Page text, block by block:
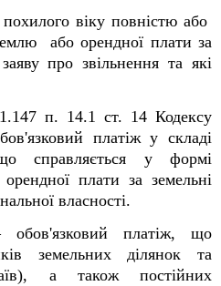
віку повністю або
або орендної плати за
про звільнення та які
п. 14.1 ст. 14 Кодексу
платіж у складі
справляється у формі
плати за земельні
власності.
обов'язковий платіж, що
земельних ділянок та
а також постійних